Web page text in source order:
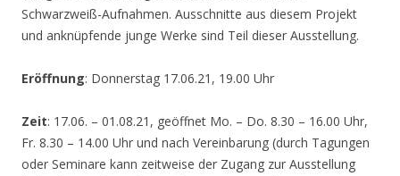
Schwarzweiß-Aufnahmen. Ausschnitte aus diesem Projekt
und anknüpfende junge Werke sind Teil dieser Ausstellung.
Eröffnung: Donnerstag 17.06.21, 19.00 Uhr
Zeit: 17.06. – 01.08.21, geöffnet Mo. – Do. 8.30 – 16.00 Uhr,
Fr. 8.30 – 14.00 Uhr und nach Vereinbarung (durch Tagungen
oder Seminare kann zeitweise der Zugang zur Ausstellung